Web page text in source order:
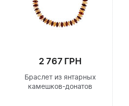
2 767 ГРН
Браслет из янтарных
камешков-донатов